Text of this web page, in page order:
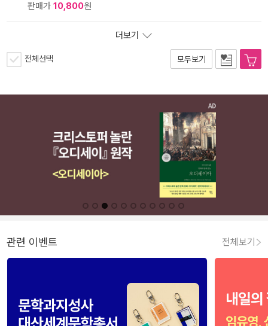
판매가 10,800원
더보기
전체선택 모두보기
관련 이벤트 전체보기